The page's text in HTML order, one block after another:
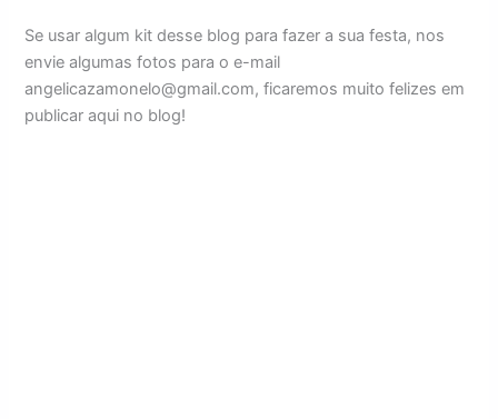
Se usar algum kit desse blog para fazer a sua festa, nos
envie algumas fotos para o e-mail
angelicazamonelo@gmail.com, ficaremos muito felizes em
publicar aqui no blog!